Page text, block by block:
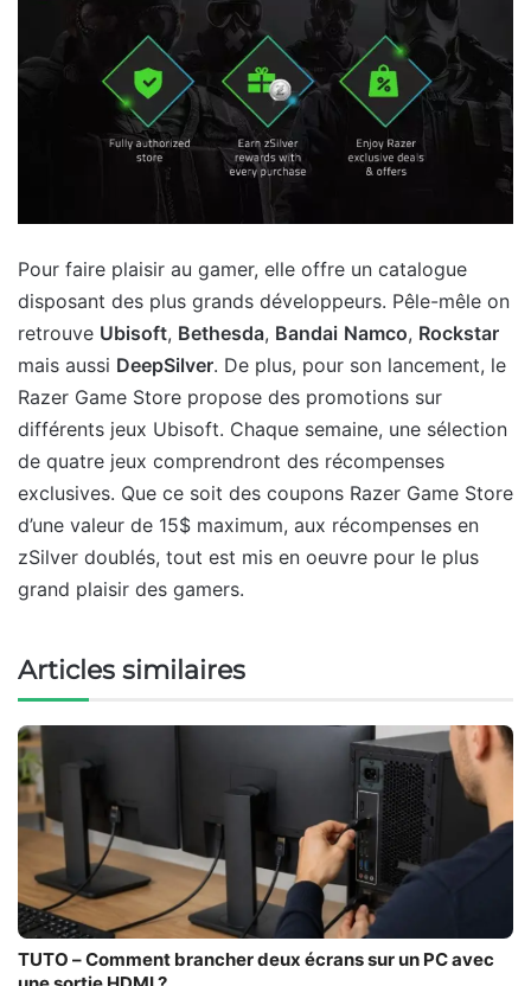
Pour faire plaisir au gamer, elle offre un catalogue
disposant des plus grands développeurs. Pêle-mêle on
retrouve Ubisoft, Bethesda, Bandai Namco, Rockstar
mais aussi DeepSilver. De plus, pour son lancement, le
Razer Game Store propose des promotions sur
différents jeux Ubisoft. Chaque semaine, une sélection
de quatre jeux comprendront des récompenses
exclusives. Que ce soit des coupons Razer Game Store
d’une valeur de 15$ maximum, aux récompenses en
zSilver doublés, tout est mis en oeuvre pour le plus
grand plaisir des gamers.
Articles similaires
TUTO – Comment brancher deux écrans sur un PC avec